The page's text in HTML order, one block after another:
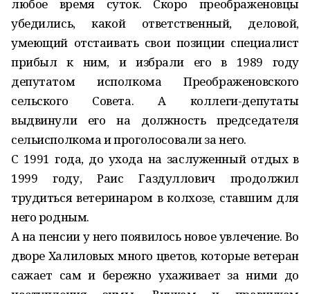
любое время суток. Скоро преображеновцы
убедились, какой ответственный, деловой,
умеющий отстаивать свои позиции специалист
прибыл к ним, и избрали его в 1989 году
депутатом исполкома Преображеновского
сельского Совета. А коллеги-депутаты
выдвинули его на должность председателя
сельисполкома и проголосовали за него.
С 1991 года, до ухода на заслуженный отдых в
1999 году, Раис Газдуллович продолжил
трудиться ветеринаром в колхозе, ставшим для
него родным.
А на пенсии у него появилось новое увлечение. Во
дворе Халиловых много цветов, которые ветеран
сажает сам и бережно ухаживает за ними до